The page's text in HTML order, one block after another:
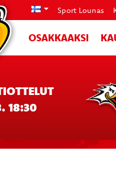
Sport Lounas
OSAKKAAKSI
18:30